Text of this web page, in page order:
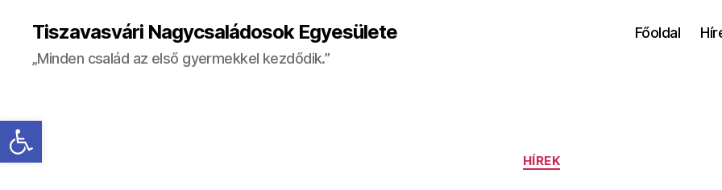
Eszköztár megnyitása
Tiszavasvári Nagycsaládosok Egyesülete
„Minden család az első gyermekkel kezdődik.”
Főoldal
Kategóriák
HÍREK